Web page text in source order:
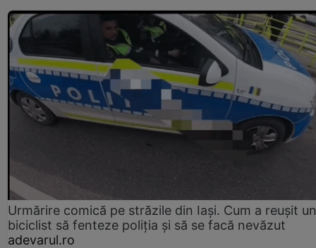
Urmărire comică pe străzile din Iași. Cum a reușit un
biciclist să fenteze poliția și să se facă nevăzut
adevarul.ro